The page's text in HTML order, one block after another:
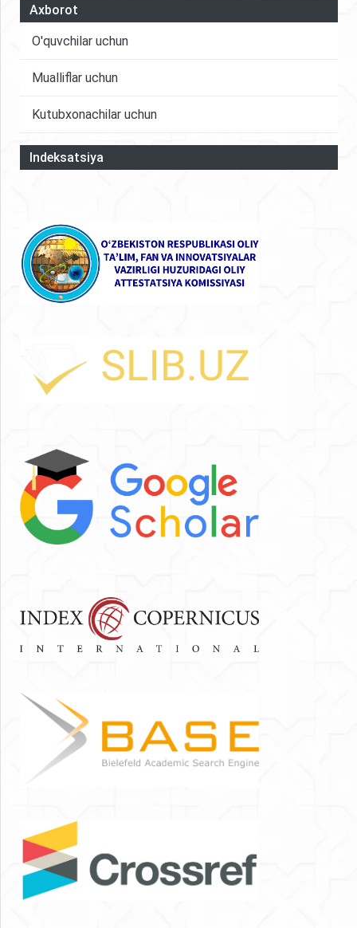
Axborot
O'quvchilar uchun
Mualliflar uchun
Kutubxonachilar uchun
Indeksatsiya